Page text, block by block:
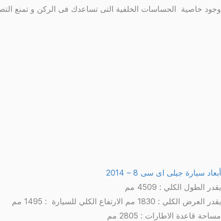
وجود خاصية الحساسات الخلفية التى تساعدك فى الركن و تمنع
أبعاد سيارة جيلى اى سى 8 – 2014
يقدر الطول الكلي : 4509 مم
يقدر العرض الكلي : 1830 مم الارتفاع الكلي للسيارة : 1495 مم
مساحة قاعدة الاطارات : 2805 مم